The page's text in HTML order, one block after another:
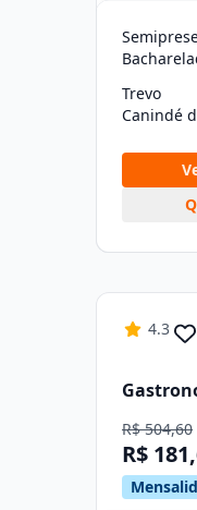
Trevo
4.3
R$ 504,60
R$